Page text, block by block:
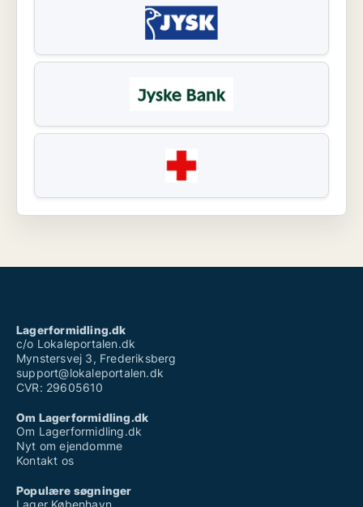
Lagerformidling.dk
c/o Lokaleportalen.dk
Mynstersvej 3, Frederiksberg
support@lokaleportalen.dk
CVR: 29605610
Om Lagerformidling.dk
Om Lagerformidling.dk
Nyt om ejendomme
Kontakt os
Populære søgninger
Lager København